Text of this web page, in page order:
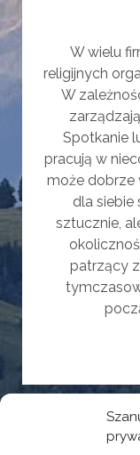
W wielu
religijnych
W
Spotkanie
pracują w
może dobrze
dla siebie
sztucznie,
patrzący